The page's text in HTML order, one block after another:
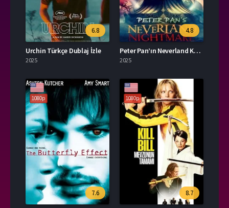
6.8
Urchin Türkçe Dublaj İzle
2025
4.8
Peter Pan’ın Neverland Kabusu Türkçe Dublaj İzle
2025
1080p
7.6
1080p
8.7